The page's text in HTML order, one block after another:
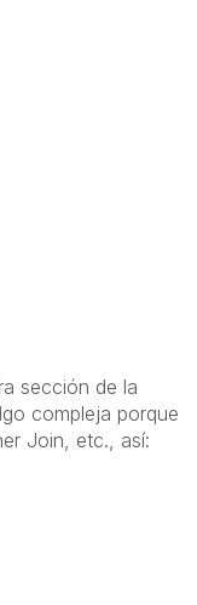
sección de la
compleja porque
Join, etc., así: